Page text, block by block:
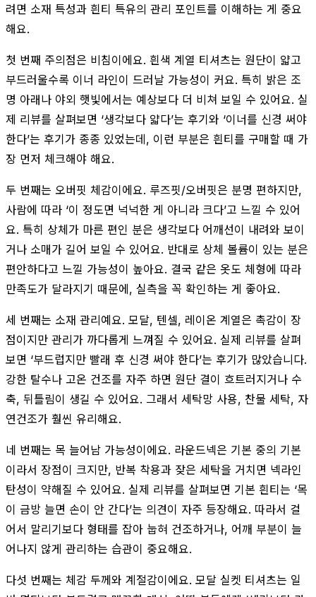
려면 소재 특성과 흰티 특유의 관리 포인트를 이해하는 게 중요
해요.
첫 번째 주의점은 비침이에요. 흰색 계열 티셔츠는 원단이 얇고
부드러울수록 이너 라인이 드러날 가능성이 커요. 특히 밝은 조
명 아래나 야외 햇빛에서는 예상보다 더 비쳐 보일 수 있어요. 실
제 리뷰를 살펴보면 ‘생각보다 얇다’는 후기와 ‘이너를 신경 써야
한다’는 후기가 종종 있었는데, 이런 부분은 흰티를 구매할 때 가
장 먼저 체크해야 해요.
두 번째는 오버핏 체감이에요. 루즈핏/오버핏은 분명 편하지만,
사람에 따라 ‘이 정도면 넉넉한 게 아니라 크다’고 느낄 수 있어
요. 특히 상체가 마른 편인 분은 생각보다 어깨선이 내려와 보이
거나 소매가 길어 보일 수 있어요. 반대로 상체 볼륨이 있는 분은
편안하다고 느낄 가능성이 높아요. 결국 같은 옷도 체형에 따라
만족도가 달라지기 때문에, 실측을 꼭 확인하는 게 좋아요.
세 번째는 소재 관리예요. 모달, 텐셀, 레이온 계열은 촉감이 장
점이지만 관리가 까다롭게 느껴질 수 있어요. 실제 리뷰를 살펴
보면 ‘부드럽지만 빨래 후 신경 써야 한다’는 후기가 많았습니다.
강한 탈수나 고온 건조를 자주 하면 원단 결이 흐트러지거나 수
축, 뒤틀림이 생길 수 있어요. 그래서 세탁망 사용, 찬물 세탁, 자
연건조가 훨씬 유리해요.
네 번째는 목 늘어남 가능성이에요. 라운드넥은 기본 중의 기본
이라서 장점이 크지만, 반복 착용과 잦은 세탁을 거치면 넥라인
탄성이 약해질 수 있어요. 실제 리뷰를 살펴보면 기본 흰티는 ‘목
이 금방 늘면 손이 안 간다’는 의견이 자주 등장해요. 따라서 걸
어서 말리기보다 형태를 잡아 눕혀 건조하거나, 어깨 부분이 늘
어나지 않게 관리하는 습관이 중요해요.
다섯 번째는 체감 두께와 계절감이에요. 모달 실켓 티셔츠는 일